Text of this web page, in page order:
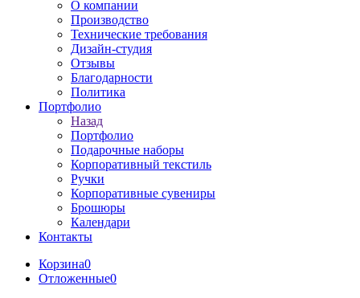
О компании
Производство
Технические требования
Дизайн-студия
Отзывы
Благодарности
Политика
Портфолио
Назад
Портфолио
Подарочные наборы
Корпоративный текстиль
Ручки
Корпоративные сувениры
Брошюры
Календари
Контакты
Корзина0
Отложенные0